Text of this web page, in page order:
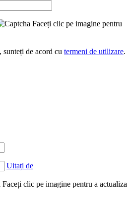
Faceți clic pe imagine pentru
sunteți de acord cu termeni de utilizare.
Uitați de
Faceți clic pe imagine pentru a actualiza